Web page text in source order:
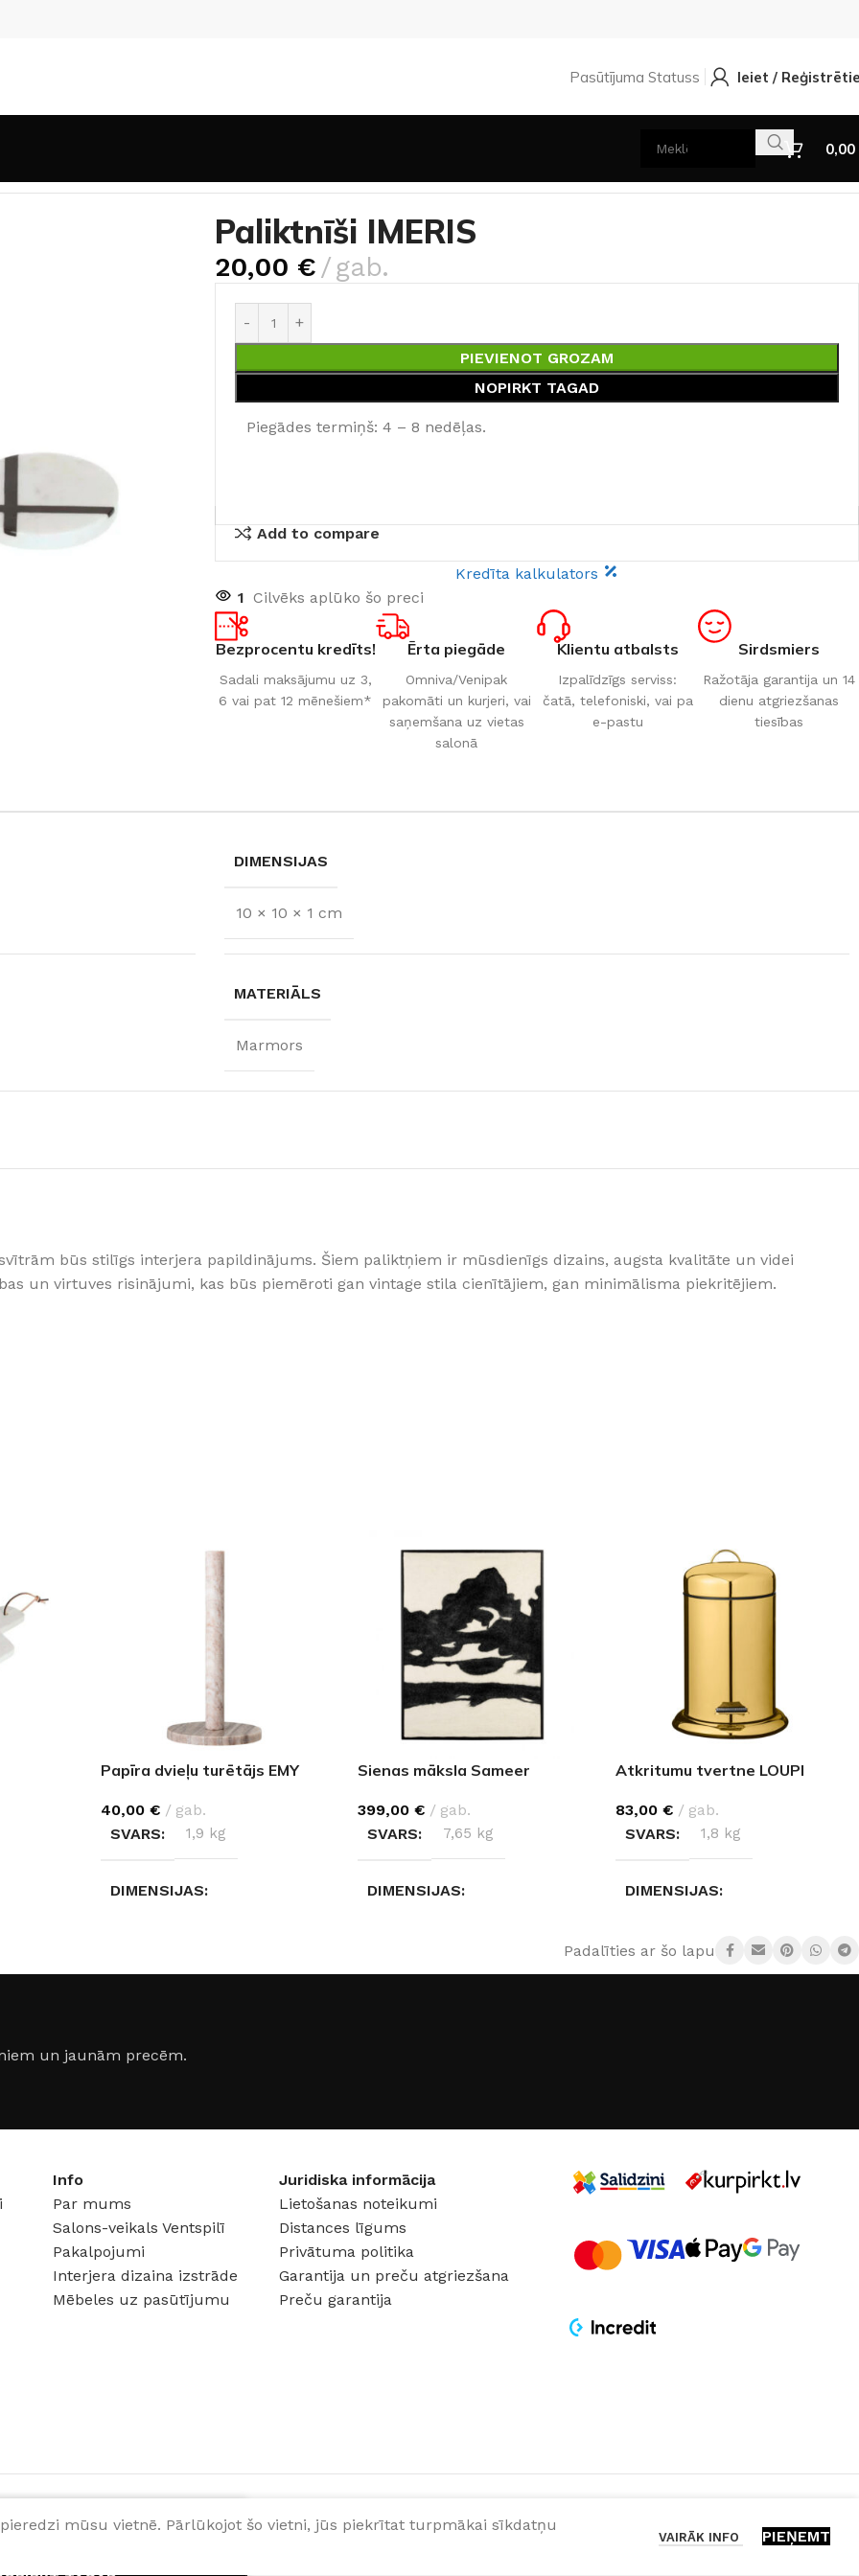
Pasūtījuma Statuss Ieiet /
Skatīt
FLĪZES
Grīdām un sienām
Skatīt
GRĪDAS SEGUMI
Vinila grīdas
0,00
Paliktnīši IMERIS
20,00 € gab.
PIEVIENOT GROZAM
NOPIRKT TAGAD
Piegādes termiņš: 4 – 8 nedēļas.
Add to compare
Kredīta kalkulators
1 Cilvēks aplūko šo preci
Bezprocentu kredīts!
Sadali maksājumu uz 3,
6 vai pat 12 mēnešiem*
Ērta piegāde
Omniva/Venipak
pakomāti un kurjeri, vai
saņemšana uz vietas
salonā
Klientu atbalsts
Izpalīdzīgs serviss:
čatā, telefoniski, vai pa
e-pastu
Sirdsmiers
Ražotāja garantija un 14
dienu atgriezšanas
tiesības
DIMENSIJAS
10 × 10 × 1 cm
MATERIĀLS
Marmors
būs stilīgs interjera papildinājums. Šiem paliktņiem ir mūsdienīgs dizains, augsta kvalitāte un videi
un virtuves risinājumi, kas būs piemēroti gan vintage stila cienītājiem, gan minimālisma piekritējiem.
Papīra dvieļu turētājs EMY
40,00 €
gab.
SVARS
1,9 kg
DIMENSIJAS
Sienas māksla Sameer
399,00€
gab.
SVARS
7,65 kg
DIMENSIJAS
Atkritumu tvertne LOUPI
83,00€
gab.
SVARS
1,8 kg
DIMENSIJAS
22 × 22 × 29,5 cm
Padalīties ar šo lapu:
un jaunām precēm.
Info
Par mums
Salons-veikals Ventspilī
Pakalpojumi
Interjera dizaina izstrāde
Mēbeles uz pasūtījumu
Juridiska informācija
Lietošanas noteikumi
Distances līgums
Privātuma politika
Garantija un preču atgriezšana
Preču garantija
mūsu vietnē. Pārlūkojot šo vietni, jūs piekrītat turpmākai sīkdatņu
VAIRĀK INFO PIEŅEMT